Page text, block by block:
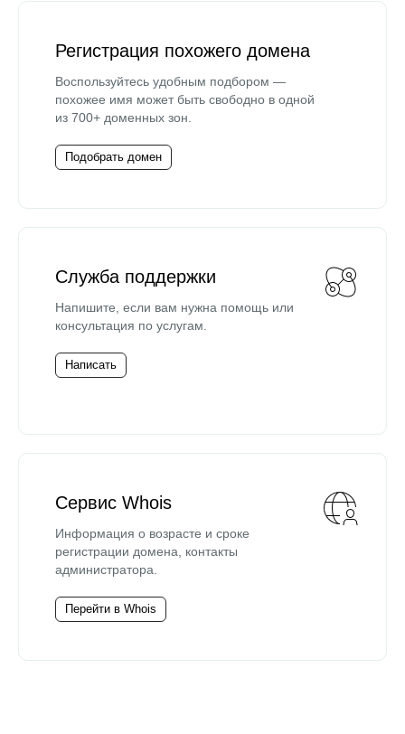
Регистрация похожего домена
Воспользуйтесь удобным подбором —
похожее имя может быть свободно в одной
из 700+ доменных зон.
Подобрать домен
Служба поддержки
Напишите, если вам нужна помощь или
консультация по услугам.
Написать
Сервис Whois
Информация о возрасте и сроке
регистрации домена, контакты
администратора.
Перейти в Whois